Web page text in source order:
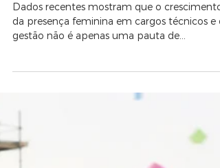
A nova engenharia da
liderança: o crescimento
Dados recentes mostram que o crescimento
gestão não é apenas uma pauta de
evolução da governança, da produtividade e
da gestão de pessoas no setor.